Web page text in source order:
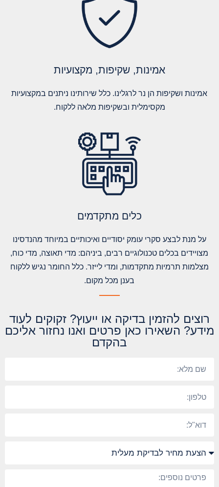
אמינות, שקיפות, מקצועיות
אמינות ושקיפות הן נר לרגלינו. כלל שירותינו ניתנים במקצועיות
מקסימלית ובשקיפות מלאה ללקוח.
כלים מתקדמים
על מנת לבצע סקרי עומק יסודיים ואיכותיים במיוחד מהנדסינו
מצויידים בכלים טכנולוגיים רבים, ביניהם: מדי תאוצה, מדי כוח,
מצלמות תרמיות מתקדמות, ומדי לייזר. כלל החומר נגיש ללקוח
בענן מכל מקום.
רוצים להזמין בדיקה או ייעוץ? זקוקים לעוד
מידע? השאירו כאן פרטים ואנו נחזור אליכם
בהקדם